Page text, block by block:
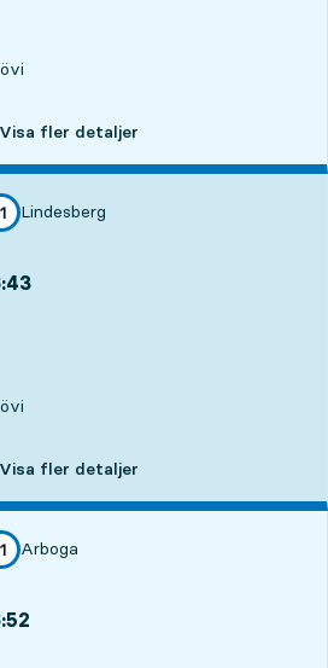
Visa fler detaljer
Lindesberg
Visa fler detaljer
Arboga